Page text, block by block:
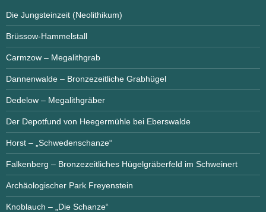
Die Jungsteinzeit (Neolithikum)
Brüssow-Hammelstall
Carmzow – Megalithgrab
Dannenwalde – Bronzezeitliche Grabhügel
Dedelow – Megalithgräber
Der Depotfund von Heegermühle bei Eberswalde
Horst – „Schwedenschanze“
Falkenberg – Bronzezeitliches Hügelgräberfeld im Schweinert
Archäologischer Park Freyenstein
Knoblauch – „Die Schanze“